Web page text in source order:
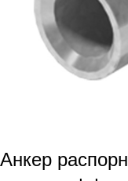
Анкер